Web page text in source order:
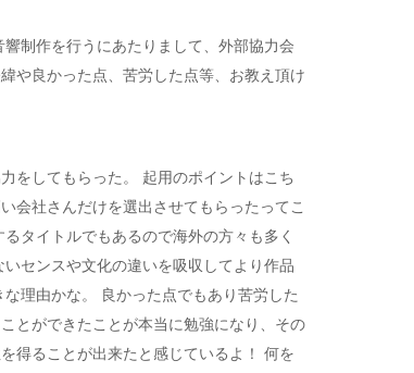
制作を行うにあたりまして、外部協力会
や良かった点、苦労した点等、お教え頂け
をしてもらった。 起用のポイントはこち
会社さんだけを選出させてもらったってこ
タイトルでもあるので海外の方々も多く
センスや文化の違いを吸収してより作品
理由かな。 良かった点でもあり苦労した
とができたことが本当に勉強になり、その
得ることが出来たと感じているよ！ 何を